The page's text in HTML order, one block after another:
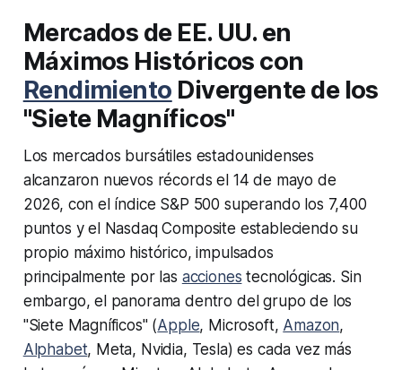
Mercados de EE. UU. en
Máximos Históricos con
Rendimiento Divergente de los
"Siete Magníficos"
Los mercados bursátiles estadounidenses
alcanzaron nuevos récords el 14 de mayo de
2026, con el índice S&P 500 superando los 7,400
puntos y el Nasdaq Composite estableciendo su
propio máximo histórico, impulsados
principalmente por las acciones tecnológicas. Sin
embargo, el panorama dentro del grupo de los
"Siete Magníficos" (Apple, Microsoft, Amazon,
Alphabet, Meta, Nvidia, Tesla) es cada vez más